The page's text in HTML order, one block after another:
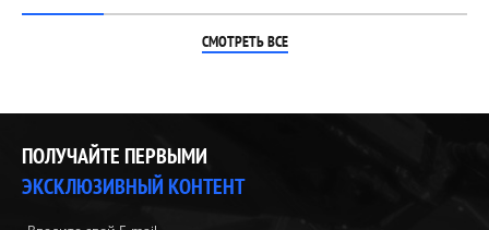
СМОТРЕТЬ ВСЕ
ПОЛУЧАЙТЕ ПЕРВЫМИ
ЭКСКЛЮЗИВНЫЙ КОНТЕНТ